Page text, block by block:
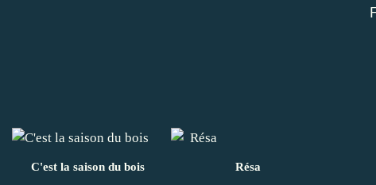
C'est la saison du bois Résa